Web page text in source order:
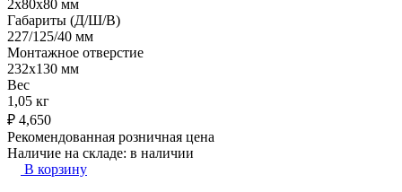
2x80x80 мм
Габариты (Д/Ш/В)
227/125/40 мм
Монтажное отверстие
232x130 мм
Вес
1,05 кг
₽ 4,650
Рекомендованная розничная цена
Наличие на складе: в наличии
В корзину